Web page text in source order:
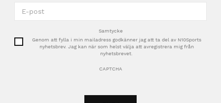
Samtycke
Genom att fylla i min mailadress godkänner jag att ta del av N10Sports
nyhetsbrev. Jag kan när som helst välja att avregistrera mig från
nyhetsbrevet.
CAPTCHA